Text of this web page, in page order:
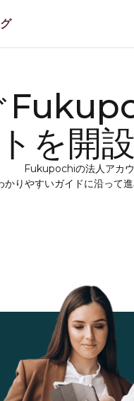
を開
Fukupochiの法人アカウ
かりやすいガイドに沿って